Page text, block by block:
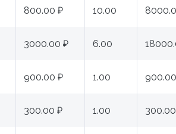
800.00 ₽ 10.00
3000.00 ₽ 6.00
900.00 ₽ 1.00
300.00 ₽ 1.00